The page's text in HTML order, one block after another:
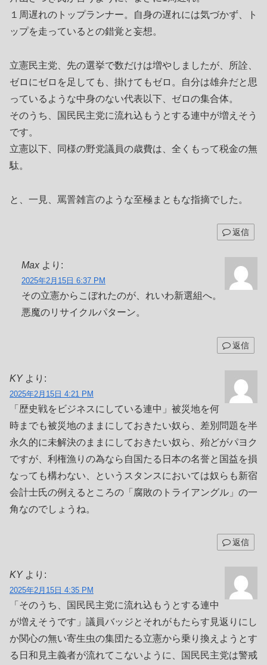
１周遅れのトップランナー。自身の遅れには気づかず、ト
ップを走っているとの錯覚と妄想。
立憲民主党、先の選挙で数だけは増やしましたが、所詮、
ゼロにゼロを足しても、掛けてもゼロ。自分は雄弁だと思
っているような中身のない代表以下、ゼロの集合体。
そのうち、国民民主党に流れ込もうとする連中が増えそう
です。
立憲以下、同様の野党議員の歳費は、全くもって税金の無
駄。
と、一見、罵詈雑言のような至極まともな指摘でした。
返信
Max より:
2025年2月15日 6:37 PM
その立憲からこぼれたのが、れいわ新選組へ。
悪魔のリサイクルパターン。
返信
KY より:
2025年2月15日 4:21 PM
「歴史戦をビジネスにしている連中」被災地を何
時までも被災地のままにしておきたい奴ら、差別問題を半
永久的に未解決のままにしておきたい奴ら、殆どがパヨク
ですが、利権漁りの為なら自国たる日本の名誉と国益を損
なっても構わない、というスタンスにおいては奴らも新宿
会計士氏の例えるところの「腐敗のトライアングル」の一
角なのでしょうね。
返信
KY より:
2025年2月15日 4:35 PM
「そのうち、国民民主党に流れ込もうとする連中
が増えそうです」議員バッジとそれがもたらす見返りにし
か関心の無い寄生虫の集団たる立憲から乗り換えようとす
る日和見主義者が流れてこないように、国民民主党は警戒